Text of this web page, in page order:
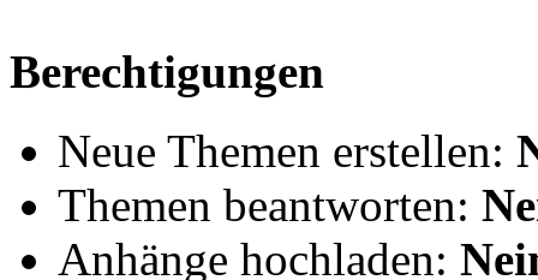
Berechtigungen
Neue Themen erstellen:
Themen beantworten:
Anhänge hochladen: